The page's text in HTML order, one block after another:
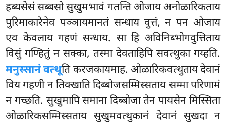
हब्यसेसं सब्बसो सुखुमभावं गतन्ति ओजाय अनोळारिकताय
पुरिमाकारेनेव पञ्ञायमानतं सन्धाय वुत्तं, न पन ओजाय
एव केवलाय गहणं सन्धाय. सा हि अविनिब्भोगवुत्तिताय
विसुं गण्हितुं न सक्का, तस्मा देवताहिपि सवत्थुका गय्हति.
मनुस्सानं वत्थूति करजकायमाह. ओळारिकवत्थुताय देवानं
विय गहणी न तिक्खाति दिब्बोजसम्मिस्सताय सम्मा परिणामं
न गच्छति. सुखुमापि समाना दिब्बोजा तेन पायसेन मिस्सिता
ओळारिकसम्मिस्सताय सुखुमवत्थुकानं देवानं सुखदा न